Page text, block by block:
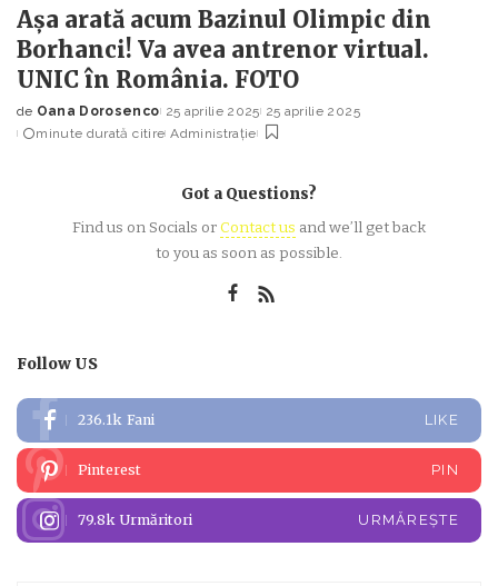
Așa arată acum Bazinul Olimpic din
Borhanci! Va avea antrenor virtual.
UNIC în România. FOTO
Posted
by
de Oana Dorosenco 25 aprilie 2025 25 aprilie 2025
minute durată citire Administrație
Got a Questions?
Find us on Socials orContact us and we’ll get back
to you as soon as possible.
Follow US
236.1k Fani LIKE
Pinterest PIN
79.8k Urmăritori URMĂREȘTE